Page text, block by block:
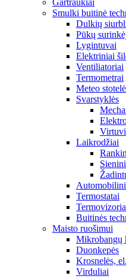
Gartraukiai
Smulki buitinė
Dulkių
Pūkų
Lygintuvai
Elektriniai
Ventiliatoriai
Termometrai
Meteo
Svarstyklės
Laikrodžiai
Termostatai
Buitinės
Maisto ruošimui
Mikrobangų
Duonkepės
Krosnelės,
Virduliai